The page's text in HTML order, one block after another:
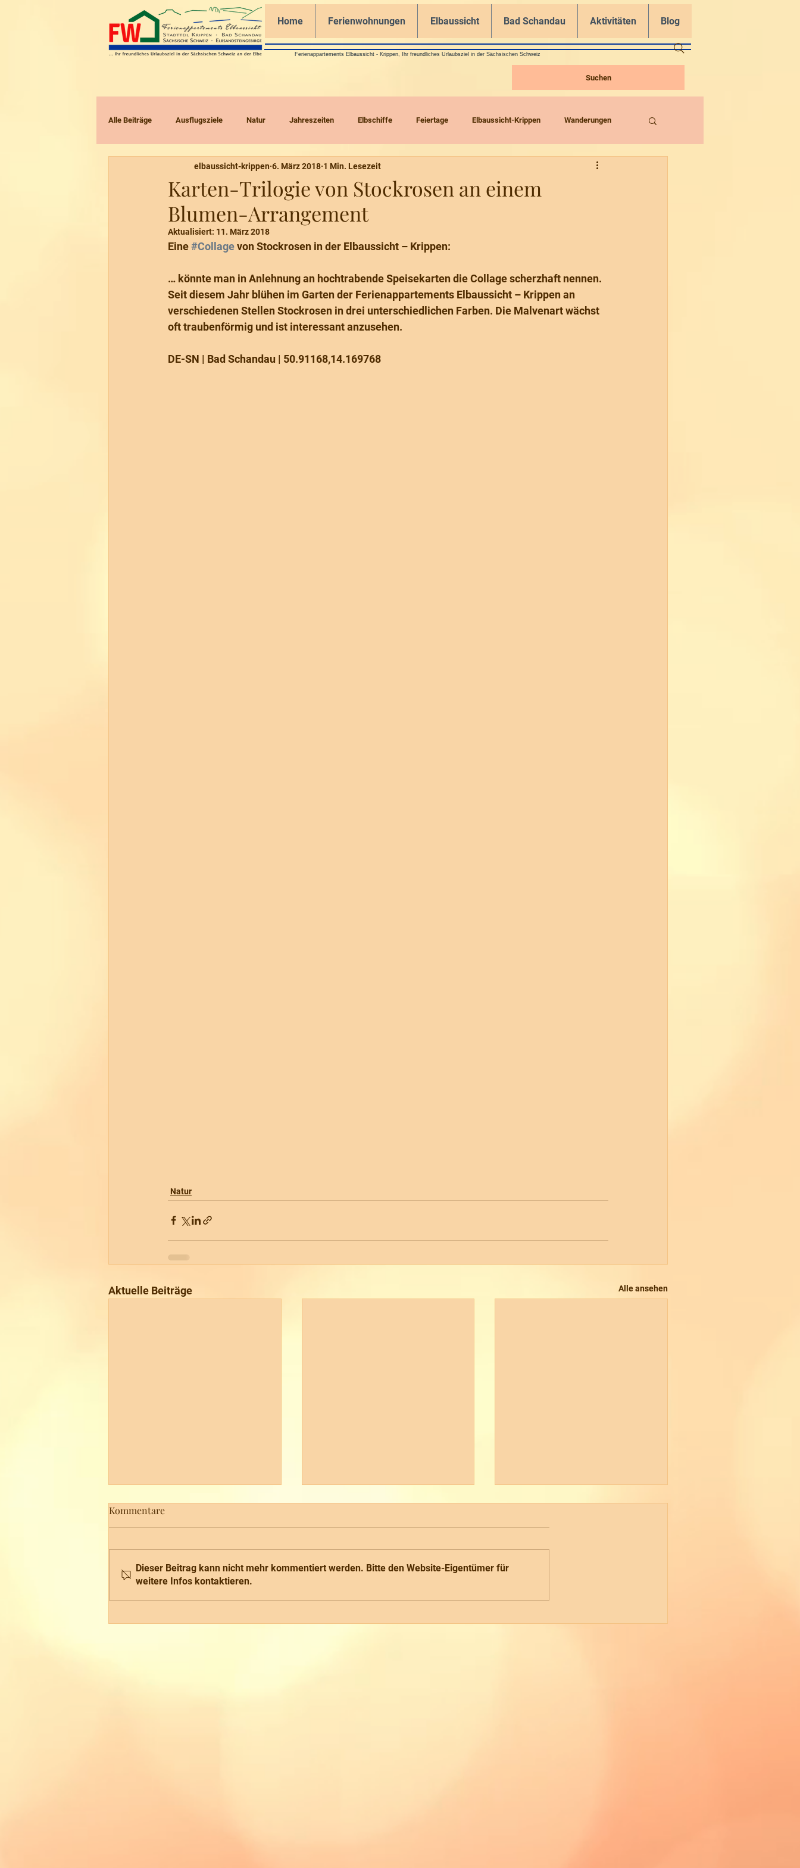
Home Ferienwohnungen Elbaussicht Bad Schandau Aktivitäten Blog
Ferienappartements Elbaussicht - Krippen, Ihr freundliches Urlaubsziel in der Sächsischen Schweiz
Suchen
Alle Beiträge Ausflugsziele Natur Jahreszeiten Elbschiffe Feiertage Elbaussicht-Krippen Wanderungen
Touren mit Kindern Drohnenflüge
Karten-Trilogie von Stockrosen an einem
Blumen-Arrangement
elbaussicht-krippen 6. März 2018 1 Min. Lesezeit
Aktualisiert: 11. März 2018
Eine #Collage von Stockrosen in der Elbaussicht – Krippen:
… könnte man in Anlehnung an hochtrabende Speisekarten die Collage scherzhaft nennen.
Seit diesem Jahr blühen im Garten der Ferienappartements Elbaussicht – Krippen an
verschiedenen Stellen Stockrosen in drei unterschiedlichen Farben. Die Malvenart wächst
oft traubenförmig und ist interessant anzusehen.
DE-SN | Bad Schandau | 50.91168,14.169768
Natur
Aktuelle Beiträge Alle ansehen
Soutěska Úzké schody - Die
Durch die Wilde Hölle über
Winterstein (Hinteres
Kommentare
Dieser Beitrag kann nicht mehr kommentiert werden. Bitte den Website-Eigentümer für
weitere Infos kontaktieren.